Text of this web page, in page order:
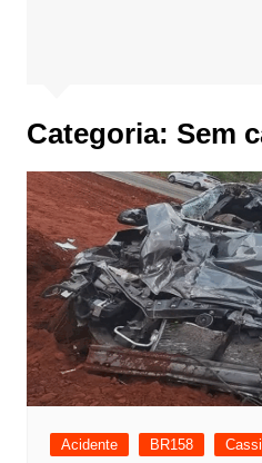
Categoria: Sem
Acidente BR158